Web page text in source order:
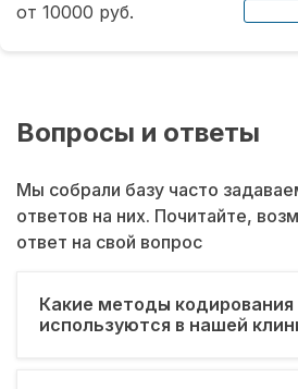
от 10000 руб.
Вопросы и ответы
Мы собрали базу часто
ответов на них. Почитайте,
ответ на свой вопрос
Какие методы кодирования
используются в нашей